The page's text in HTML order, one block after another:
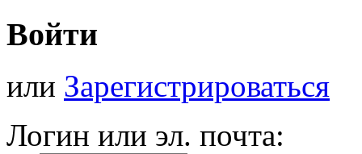
Войти
или Зарегистрироваться
Логин или эл. почта: